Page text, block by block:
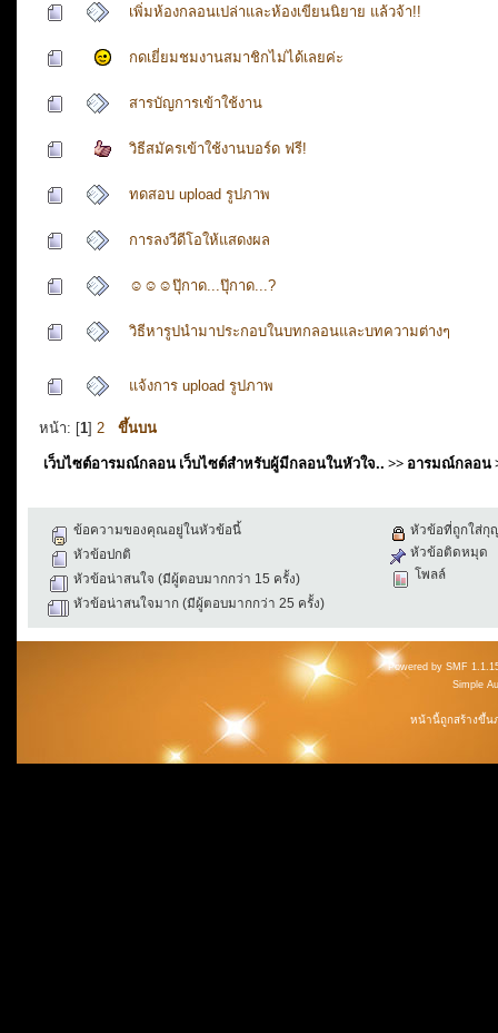
เพิ่มห้องกลอนเปล่าและห้องเขียนนิยาย แล้วจ้า!!
กดเยี่ยมชมงานสมาชิกไม่ได้เลยค่ะ
สารบัญการเข้าใช้งาน
วิธีสมัครเข้าใช้งานบอร์ด ฟรี!
ทดสอบ upload รูปภาพ
การลงวีดีโอให้แสดงผล
☺☺☺ปุ๊กาด...ปุ๊กาด...?
วิธีหารูปนำมาประกอบในบทกลอนและบทความต่างๆ
แจ้งการ upload รูปภาพ
หน้า: [1] 2 ขึ้นบน
เว็บไซต์อารมณ์กลอน เว็บไซต์สำหรับผู้มีกลอนในหัวใจ.. >> อารมณ์กลอน
ข้อความของคุณอยู่ในหัวข้อนี้
หัวข้อปกติ
หัวข้อน่าสนใจ (มีผู้ตอบมากกว่า 15 ครั้ง)
หัวข้อน่าสนใจมาก (มีผู้ตอบมากกว่า 25 ครั้ง)
หัวข้อที่ถูกใส่กุ
หัวข้อติดหมุด
โพลล์
Powered by SMF
Simple
หน้านี้ถูกสร้างขึ้น